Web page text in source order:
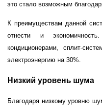
это стало возможным
К преимуществам данной
отнести и
кондиционерами, сплит-
электроэнергию на 30%.
Низкий уровень шума
Благодаря низкому уровню